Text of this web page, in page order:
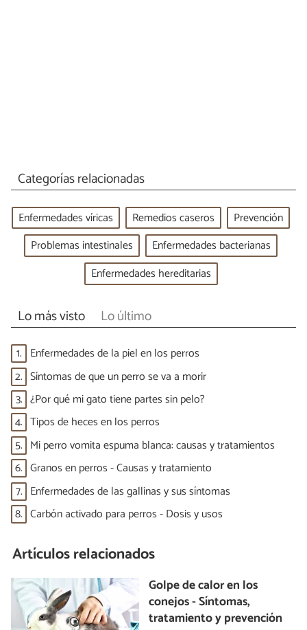
Categorías relacionadas
Enfermedades víricas Remedios caseros
Prevención
Problemas intestinales
Enfermedades bacterianas
Enfermedades hereditarias
Lo más visto Lo último
1. Enfermedades de la piel en los perros
2. Síntomas de que un perro se va a morir
3. ¿Por qué mi gato tiene partes sin pelo?
4. Tipos de heces en los perros
5. Mi perro vomita espuma blanca: causas y tratamientos
6. Granos en perros - Causas y tratamiento
7. Enfermedades de las gallinas y sus síntomas
8. Carbón activado para perros - Dosis y usos
Artículos relacionados
Golpe de calor en los
conejos - Síntomas,
tratamiento y prevención